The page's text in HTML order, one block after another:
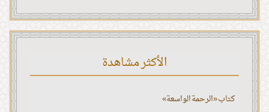
الأكثر مشاهدة
كتاب «الرحمة الواسعة»